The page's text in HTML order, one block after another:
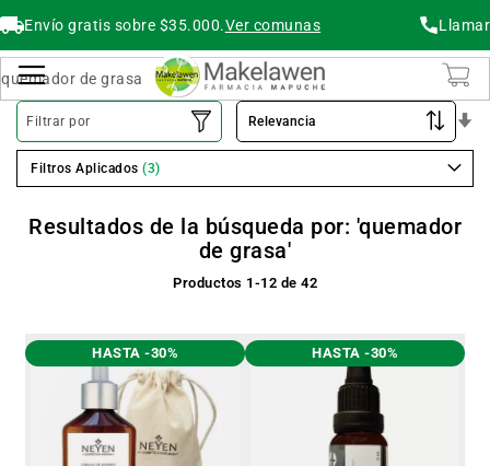
Envío gratis sobre $35.000.Ver comunas Llamar
Resultados de la búsqueda por: 'quemador
de grasa'
Productos 1 -12 de 42
HASTA -30% HASTA -30%
Filtrar por
Filtros Aplicados